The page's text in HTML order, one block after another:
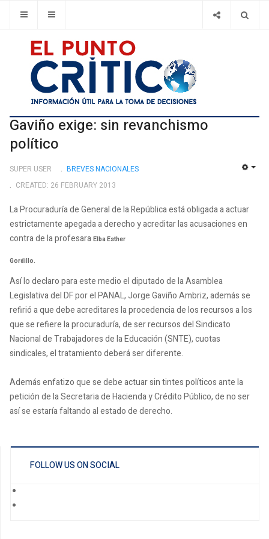
Gaviño exige: sin revanchismo
político
SUPER USER
BREVES NACIONALES
CREATED: 26 FEBRUARY 2013
La Procuraduría de General de la República está obligada a actuar
estrictamente apegada a derecho y acreditar las acusaciones en
contra de la profesara Elba Esther
Gordillo.
Así lo declaro para este medio el diputado de la Asamblea
Legislativa del DF por el PANAL, Jorge Gaviño Ambriz, además se
refirió a que debe acreditares la procedencia de los recursos a los
que se refiere la procuraduría, de ser recursos del Sindicato
Nacional de Trabajadores de la Educación (SNTE), cuotas
sindicales, el tratamiento deberá ser diferente.
Además enfatizo que se debe actuar sin tintes políticos ante la
petición de la Secretaria de Hacienda y Crédito Público, de no ser
así se estaría faltando al estado de derecho.
FOLLOW US ON SOCIAL